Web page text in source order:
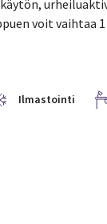
voit vaihtaa
Ilmastointi